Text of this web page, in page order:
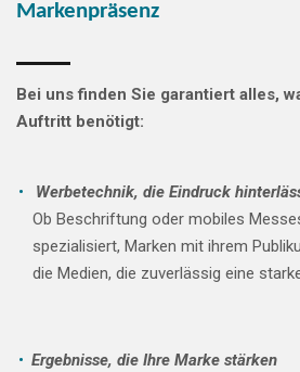
Markenpräsenz
Bei uns finden Sie garantiert alles,
Auftritt benötigt:
Werbetechnik, die Eindruck
Ob Beschriftung oder mobiles
spezialisiert, Marken mit ihrem
die Medien, die zuverlässig eine
Ergebnisse, die Ihre Marke stärken